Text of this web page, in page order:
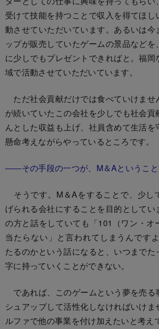
受けて技能を持つことで収入を得てほ
動させていただいています。あるいは今
ップが販売していたゲームの景品などを
に少しでもプレゼントできればと。福
域で活動させていただいています。
ただ社会貢献だけでは食べていけませ
が続いていたこの会社を少しでも社会貢
んとした収益も上げ、社員含めて生活を
懸命考えながらやっているところです。
――その手段の一つが、M＆Aということ
そうです。M＆Aをすることで、少し
げられる会社にすることを目的としてい
の方と話をしていても「101（ワン・オ
当たらない」と言われてしまうんです
たるのかという話になると、いつまで
字に持っていくことができない。
であれば、このゲームという夢を売る
シュアップして活性化しなければいけ
ルファで他の事業を付け加えたいと考え